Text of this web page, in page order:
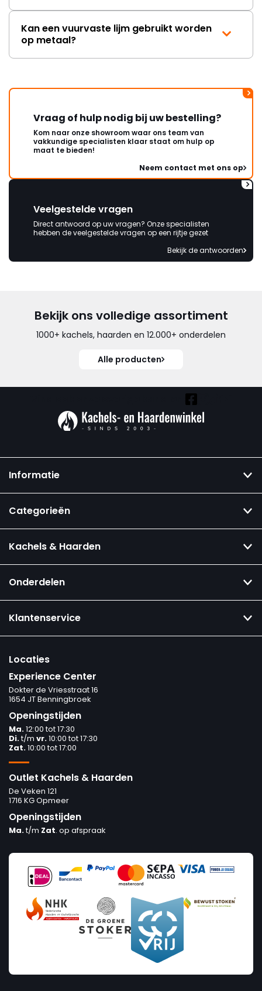
Kan een vuurvaste lijm gebruikt worden
op metaal?
Vraag of hulp nodig bij uw bestelling?
Kom naar onze showroom waar ons team van
vakkundige specialisten klaar staat om hulp op
maat te bieden!
Neem contact met ons op
Veelgestelde vragen
Direct antwoord op uw vragen? Onze specialisten
hebben de veelgestelde vragen op een rijtje gezet
Bekijk de antwoorden
Bekijk ons volledige assortiment
1000+ kachels, haarden en 12.000+ onderdelen
Alle producten
Informatie
Categorieën
Kachels & Haarden
Onderdelen
Klantenservice
Locaties
Experience Center
Dokter de Vriesstraat 16
1654 JT Benningbroek
Openingstijden
Ma.12:00 tot 17:30
Di.t/m vr.10:00 tot 17:30
Zat.10:00 tot 17:00
Outlet Kachels & Haarden
De Veken 121
1716 KG Opmeer
Openingstijden
Ma.t/m Zat. op afspraak